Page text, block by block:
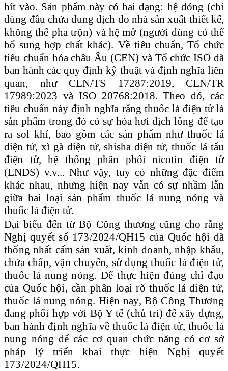
hít vào. Sản phẩm này có hai dạng: hệ đóng (chỉ
dùng đầu chứa dung dịch do nhà sản xuất thiết kế,
không thể pha trộn) và hệ mở (người dùng có thể
bổ sung hợp chất khác). Về tiêu chuẩn, Tổ chức
tiêu chuẩn hóa châu Âu (CEN) và Tổ chức ISO đã
ban hành các quy định kỹ thuật và định nghĩa liên
quan, như CEN/TS 17287:2019, CEN/TR
17989:2023 và ISO 20768:2018. Theo đó, các
tiêu chuẩn này định nghĩa rằng thuốc lá điện tử là
sản phẩm trong đó có sự hóa hơi dịch lỏng để tạo
ra sol khí, bao gồm các sản phẩm như thuốc lá
điện tử, xì gà điện tử, shisha điện tử, thuốc lá tẩu
điện tử, hệ thống phân phối nicotin điện tử
(ENDS) v.v... Như vậy, tuy có những đặc điểm
khác nhau, nhưng hiện nay vẫn có sự nhầm lẫn
giữa hai loại sản phẩm thuốc lá nung nóng và
thuốc lá điện tử.
Đại biểu đến từ Bộ Công thương cũng cho rằng
Nghị quyết số 173/2024/QH15 của Quốc hội đã
thống nhất cấm sản xuất, kinh doanh, nhập khẩu,
chứa chấp, vận chuyển, sử dụng thuốc lá điện tử,
thuốc lá nung nóng. Để thực hiện đúng chỉ đạo
của Quốc hội, cần phân loại rõ thuốc lá điện tử,
thuốc lá nung nóng. Hiện nay, Bộ Công Thương
đang phối hợp với Bộ Y tế (chủ trì) để xây dựng,
ban hành định nghĩa về thuốc lá điện tử, thuốc lá
nung nóng để các cơ quan chức năng có cơ sở
pháp lý triển khai thực hiện Nghị quyết
173/2024/QH15.